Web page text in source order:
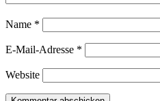
Name *
E-Mail-Adresse *
Website